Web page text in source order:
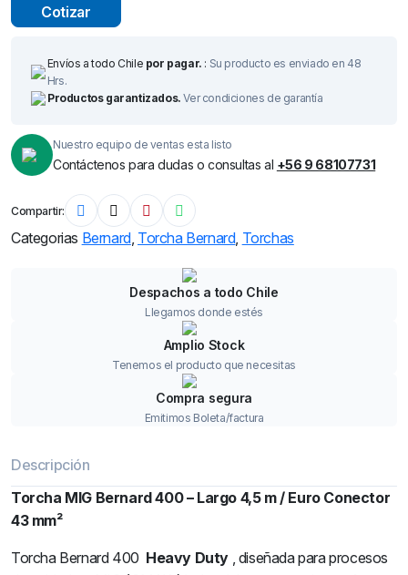
Cotizar
Envíos a todo Chile por pagar. : Su producto es enviado en 48
Hrs.
Productos garantizados. Ver condiciones de garantía
Nuestro equipo de ventas esta listo
Contáctenos para dudas o consultas al +56 9 68107731
Compartir:
Categorias Bernard, Torcha Bernard, Torchas
Despachos a todo Chile
Llegamos donde estés
Amplio Stock
Tenemos el producto que necesitas
Compra segura
Emitimos Boleta/factura
Descripción
Torcha MIG Bernard 400 – Largo 4,5 m / Euro Conector
43 mm²
Torcha Bernard 400 Heavy Duty , diseñada para procesos